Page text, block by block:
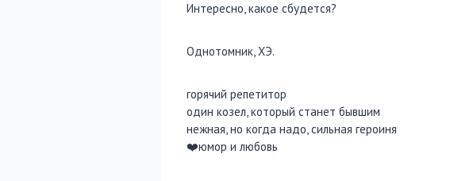
Интересно, какое сбудется?
Однотомник, ХЭ.
горячий репетитор
один козел, который станет бывшим
нежная, но когда надо, сильная героиня
‍❤️‍юмор и любовь